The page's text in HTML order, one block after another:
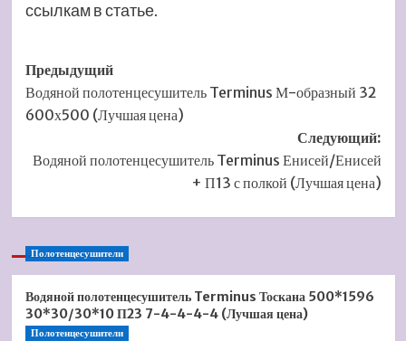
ссылкам в статье.
Навигация
записи
Предыдущий
Водяной полотенцесушитель Terminus М-образный 32
600х500 (Лучшая цена)
Следующий:
Водяной полотенцесушитель Terminus Енисей/Енисей
+ П13 с полкой (Лучшая цена)
Полотенцесушители
Водяной полотенцесушитель Terminus Тоскана 500*1596
30*30/30*10 П23 7-4-4-4-4 (Лучшая цена)
Полотенцесушители